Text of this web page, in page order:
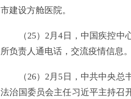
市建设方舱医院。
（25）2月4日，中国疾控中
所负责人通电话，交流疫情信息
（26）2月5日，中共中央总
法治国委员会主任习近平主持召